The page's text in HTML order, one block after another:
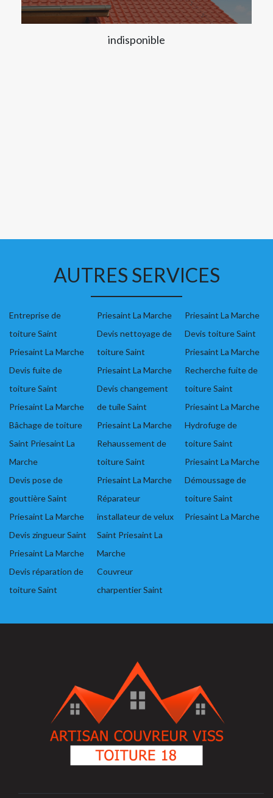
indisponible
AUTRES SERVICES
Entreprise de
toiture Saint
Priesaint La Marche
Devis fuite de
toiture Saint
Priesaint La Marche
Bâchage de toiture
Saint Priesaint La
Marche
Devis pose de
gouttière Saint
Priesaint La Marche
Devis zingueur Saint
Priesaint La Marche
Devis réparation de
toiture Saint
Priesaint La Marche
Devis nettoyage de
toiture Saint
Priesaint La Marche
Devis changement
de tuile Saint
Priesaint La Marche
Rehaussement de
toiture Saint
Priesaint La Marche
Réparateur
installateur de velux
Saint Priesaint La
Marche
Couvreur
charpentier Saint
Priesaint La Marche
Devis toiture Saint
Priesaint La Marche
Recherche fuite de
toiture Saint
Priesaint La Marche
Hydrofuge de
toiture Saint
Priesaint La Marche
Démoussage de
toiture Saint
Priesaint La Marche